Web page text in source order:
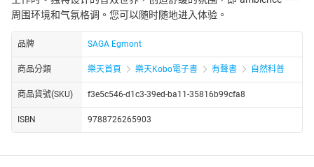
周围环境和气氛格调。您可以随时随地进入体验。
品牌 SAGA Egmont
商品分類 樂天首頁 樂天Kobo電子書 有聲書 自然科普
商品貨號(SKU) f3e5c546-d1c3-39ed-ba11-35816b99cfa8
ISBN 9788726265903